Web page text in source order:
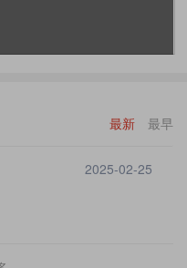
最新 最早
2025-02-25